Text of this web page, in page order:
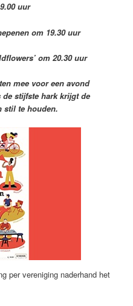
uur
om 19.30 uur
om 20.30 uur
mee voor een avond
stijfste hark krijgt de
stil te houden.
per vereniging naderhand het